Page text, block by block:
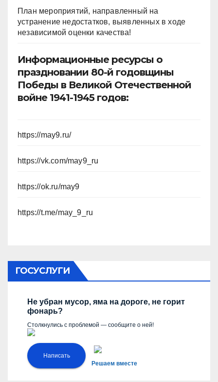
План мероприятий, направленный на
устранение недостатков, выявленных в ходе
независимой оценки качества!
Информационные ресурсы о
праздновании 80-й годовщины
Победы в Великой Отечественной
войне 1941-1945 годов:
https://may9.ru/
https://vk.com/may9_ru
https://ok.ru/may9
https://t.me/may_9_ru
ГОСУСЛУГИ
Не убран мусор, яма на дороге, не горит
фонарь?
Столкнулись с проблемой — сообщите о ней!
Написать
Решаем вместе